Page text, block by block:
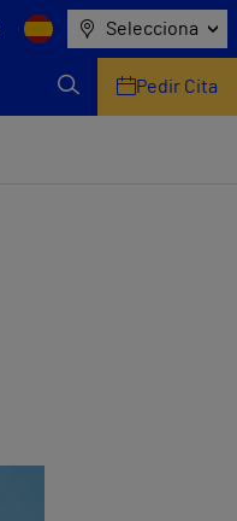
Selecciona
Pedir Cita